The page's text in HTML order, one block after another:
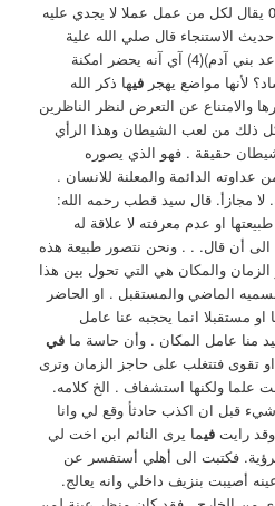
رؤياه . فهو يتلاعب به 0 ‏يقال لكل من عمل عملا لا يجدي عليه
حديث الاستنجاء قال صلي الله علية
وسلم ( ان الشيطان يلعب بمقاعد بني آدم)(4) آي آنه يحضر امكنة
لأنها مواضع يهجرفيها ذكر الله
والامتناع عن التعرض لنظر الناظرين
ذلك من لعب الشيطان وهذا الرأي
حقيقة . فهو الذي يصوره
عداوته الدائمة والمعلنة للانسان .
لا مجازأ. ‏قال سيد قطب رحمه الله:
او عدم معرفته لا علاقة له
أن قال. . . ونحن نتصور طبيعة هذه
والمكان هي التي تحول بين هذا
الماضي والمستقبل . او الحاضر
مستقبلا انما يحجبه عنا عامل
منا عامل المكان . وأن حاسة مافي
تقوى فتتغلب على حاجز الزمان وترى
علما ولكنها استشفاف . الخ كلامه.
قبل ان اكذب حادثأ وقع لي وانا
وقد رايتفيما يرى النائم ابن اخت لي
فكتبت الى أهلي أستفسر عن
أصيبت بنزيف داخلي وانه يعالج.